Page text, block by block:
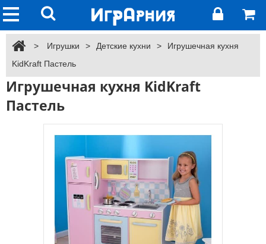
> Игрушки > Детские кухни >
Игрушечная кухня
KidKraft Пастель
Игрушечная кухня KidKraft
Пастель